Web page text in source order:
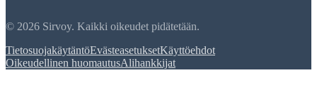
© 2026 Sirvoy. Kaikki oikeudet pidätetään.
TietosuojakäytäntöEvästeasetuksetKäyttöehdot
Oikeudellinen huomautusAlihankkijat